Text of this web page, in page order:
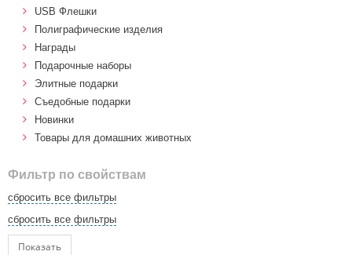
USB Флешки
Полиграфические изделия
Награды
Подарочные наборы
Элитные подарки
Cъедобные подарки
Новинки
Товары для домашних животных
Фильтр по свойствам
сбросить все фильтры
сбросить все фильтры
Показать